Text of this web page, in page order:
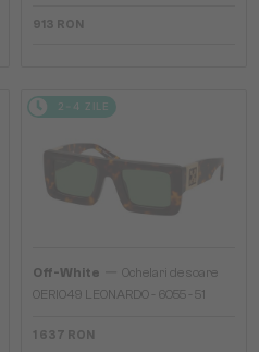
913 RON
2-4 ZILE
Off-White
Ochelari de soare
OERI049 LEONARDO - 6055 - 51
1 637 RON